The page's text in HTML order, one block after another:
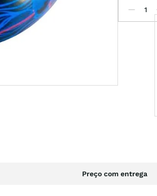
Preço com entrega